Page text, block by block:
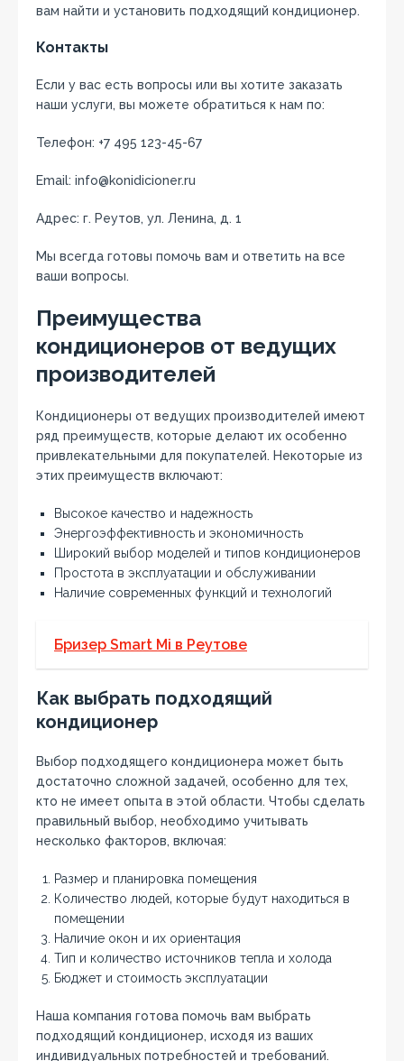
вам найти и установить подходящий кондиционер.
Контакты
Если у вас есть вопросы или вы хотите заказать
наши услуги‚ вы можете обратиться к нам по:
Телефон: +7 495 123-45-67
Email: info@konidicioner.ru
Адрес: г. Реутов‚ ул. Ленина‚ д. 1
Мы всегда готовы помочь вам и ответить на все
ваши вопросы.
Преимущества
кондиционеров от ведущих
производителей
Кондиционеры от ведущих производителей имеют
ряд преимуществ‚ которые делают их особенно
привлекательными для покупателей. Некоторые из
этих преимуществ включают:
Высокое качество и надежность
Энергоэффективность и экономичность
Широкий выбор моделей и типов кондиционеров
Простота в эксплуатации и обслуживании
Наличие современных функций и технологий
Бризер Smart Mi в Реутове
Как выбрать подходящий
кондиционер
Выбор подходящего кондиционера может быть
достаточно сложной задачей‚ особенно для тех‚
кто не имеет опыта в этой области. Чтобы сделать
правильный выбор‚ необходимо учитывать
несколько факторов‚ включая:
Размер и планировка помещения
Количество людей‚ которые будут находиться в
помещении
Наличие окон и их ориентация
Тип и количество источников тепла и холода
Бюджет и стоимость эксплуатации
Наша компания готова помочь вам выбрать
подходящий кондиционер‚ исходя из ваших
индивидуальных потребностей и требований.